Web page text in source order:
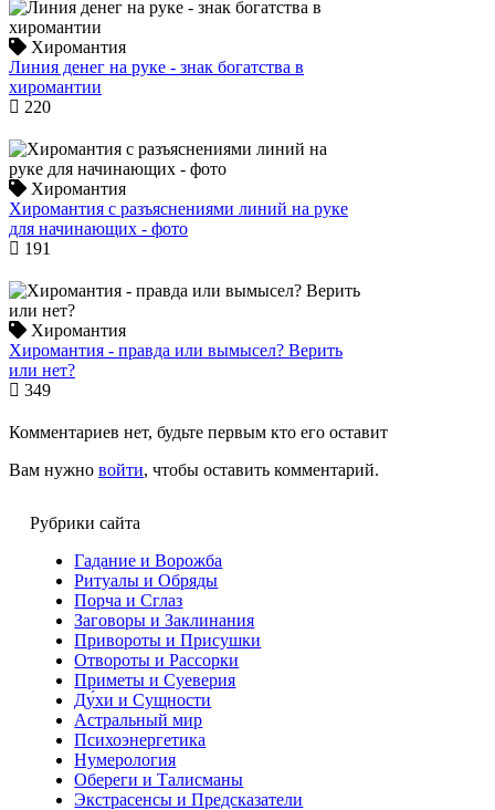
Хиромантия
Линия денег на руке - знак богатства в
хиромантии
220
Хиромантия
Хиромантия с разъяснениями линий на руке
для начинающих - фото
191
Хиромантия
Хиромантия - правда или вымысел? Верить
или нет?
349
Комментариев нет, будьте первым кто его оставит
Вам нужно войти, чтобы оставить комментарий.
Рубрики сайта
Гадание и Ворожба
Ритуалы и Обряды
Порча и Сглаз
Заговоры и Заклинания
Привороты и Присушки
Отвороты и Рассорки
Приметы и Суеверия
Ду́хи и Сущности
Астральный мир
Психоэнергетика
Нумерология
Обереги и Талисманы
Экстрасенсы и Предсказатели